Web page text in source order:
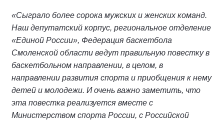
«Сыграло более сорока мужских и женских команд.
Наш депутатский корпус, региональное отделение
«Единой России», Федерация баскетбола
Смоленской области ведут правильную повестку в
баскетбольном направлении, в целом, в
направлении развития спорта и приобщения к нему
детей и молодежи. И очень важно заметить, что
эта повестка реализуется вместе с
Министерством спорта России, с Российской